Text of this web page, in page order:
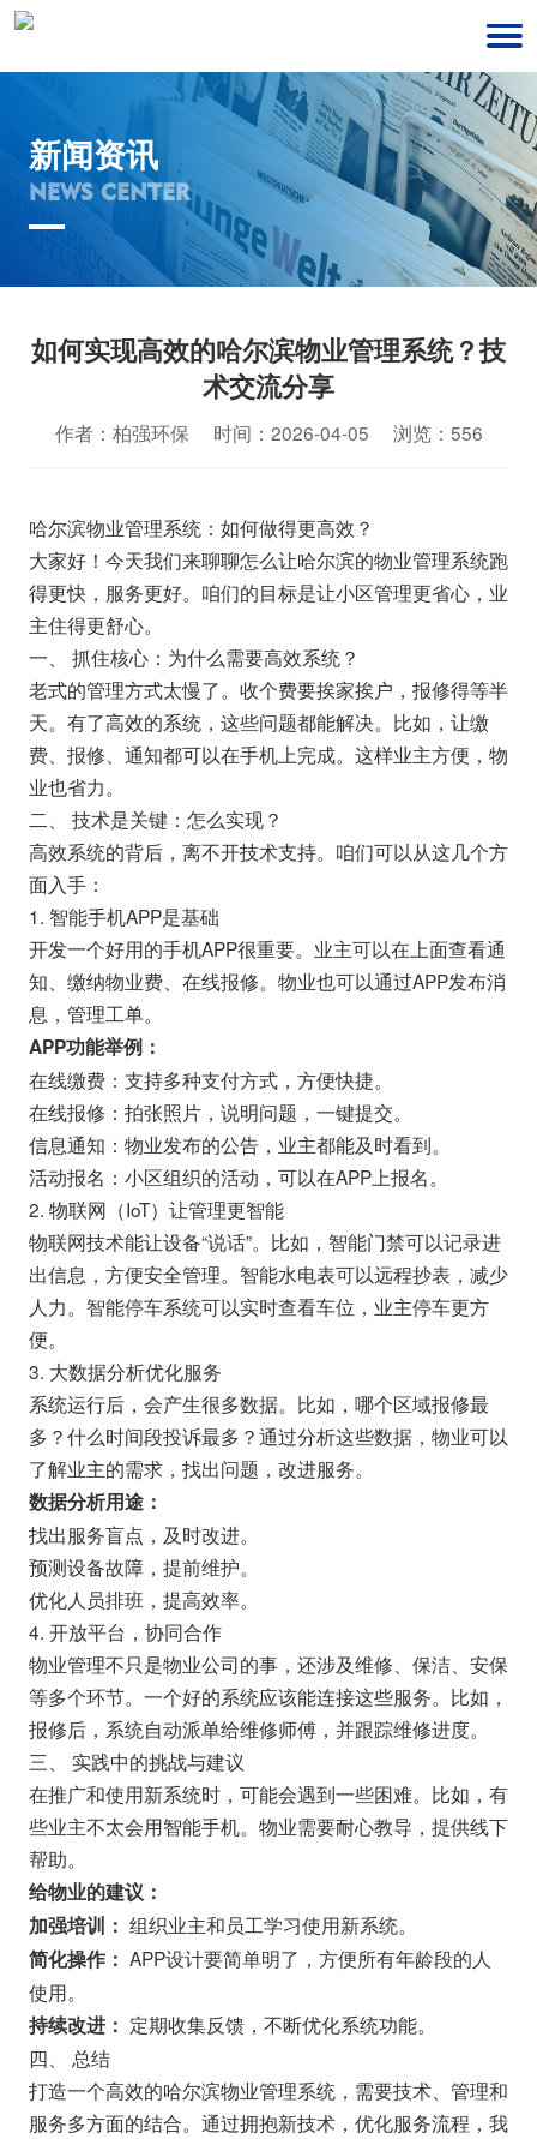
新闻资讯
NEWS CENTER
如何实现高效的哈尔滨物业管理系统？技
术交流分享
作者：柏强环保 时间：2026-04-05 浏览：556
哈尔滨物业管理系统：如何做得更高效？
大家好！今天我们来聊聊怎么让哈尔滨的物业管理系统跑
得更快，服务更好。咱们的目标是让小区管理更省心，业
主住得更舒心。
一、 抓住核心：为什么需要高效系统？
老式的管理方式太慢了。收个费要挨家挨户，报修得等半
天。有了高效的系统，这些问题都能解决。比如，让缴
费、报修、通知都可以在手机上完成。这样业主方便，物
业也省力。
二、 技术是关键：怎么实现？
高效系统的背后，离不开技术支持。咱们可以从这几个方
面入手：
1. 智能手机APP是基础
开发一个好用的手机APP很重要。业主可以在上面查看通
知、缴纳物业费、在线报修。物业也可以通过APP发布消
息，管理工单。
APP功能举例：
在线缴费：支持多种支付方式，方便快捷。
在线报修：拍张照片，说明问题，一键提交。
信息通知：物业发布的公告，业主都能及时看到。
活动报名：小区组织的活动，可以在APP上报名。
2. 物联网（IoT）让管理更智能
物联网技术能让设备“说话”。比如，智能门禁可以记录进
出信息，方便安全管理。智能水电表可以远程抄表，减少
人力。智能停车系统可以实时查看车位，业主停车更方
便。
3. 大数据分析优化服务
系统运行后，会产生很多数据。比如，哪个区域报修最
多？什么时间段投诉最多？通过分析这些数据，物业可以
了解业主的需求，找出问题，改进服务。
数据分析用途：
找出服务盲点，及时改进。
预测设备故障，提前维护。
优化人员排班，提高效率。
4. 开放平台，协同合作
物业管理不只是物业公司的事，还涉及维修、保洁、安保
等多个环节。一个好的系统应该能连接这些服务。比如，
报修后，系统自动派单给维修师傅，并跟踪维修进度。
三、 实践中的挑战与建议
在推广和使用新系统时，可能会遇到一些困难。比如，有
些业主不太会用智能手机。物业需要耐心教导，提供线下
帮助。
给物业的建议：
加强培训： 组织业主和员工学习使用新系统。
简化操作： APP设计要简单明了，方便所有年龄段的人
使用。
持续改进： 定期收集反馈，不断优化系统功能。
四、 总结
打造一个高效的哈尔滨物业管理系统，需要技术、管理和
服务多方面的结合。通过拥抱新技术，优化服务流程，我